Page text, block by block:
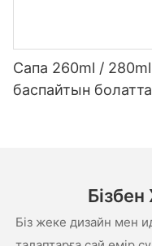
Сапа 260ml /
баспайтын
Біз жеке дизайн мен